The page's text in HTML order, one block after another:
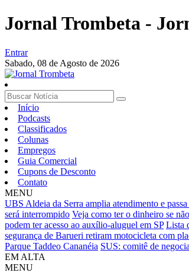
Jornal Trombeta -
Entrar
Sabado, 08 de Agosto de 2026
Início
Podcasts
Classificados
Colunas
Empregos
Guia Comercial
Cupons de Desconto
Contato
MENU
UBS Aldeia da Serra amplia atendimento e
será interrompido Veja como ter o dinheiro se
podem ter acesso ao auxílio-aluguel em SP Lista
segurança de Barueri retiram motocicleta com
Parque Taddeo Cananéia SUS: comitê de
EM ALTA
MENU